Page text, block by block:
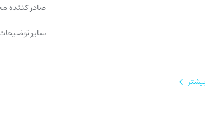
صادر کننده
سایر
بیشتر